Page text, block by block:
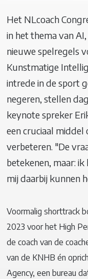
Het NLcoach
in het thema van AI,
nieuwe spelregels
Kunstmatige
intrede in de sport
negeren, stellen
keynote spreker
een cruciaal middel
verbeteren. "De
betekenen, maar:
mij daarbij kunnen
Voormalig shorttrack
2023 voor het High
de coach van de
van de KNHB én
Agency, een bureau